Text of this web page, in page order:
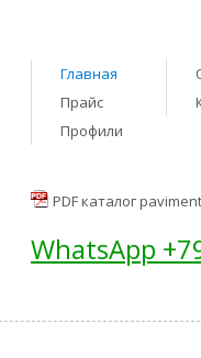
Главная
Прайс
Профили
PDF каталог
WhatsApp